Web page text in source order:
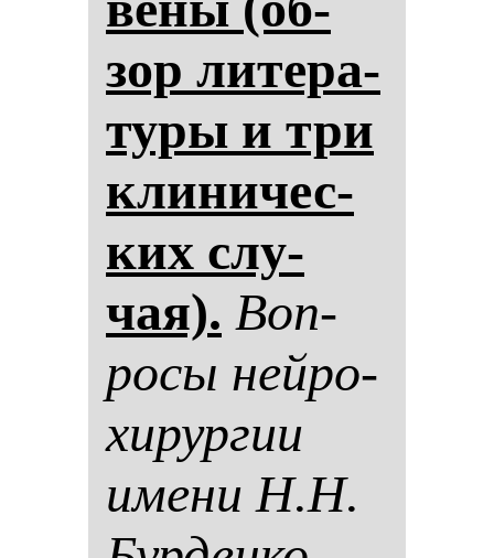
зор ли­те­ра­
ту­ры и три
кли­ни­чес­
ких слу­
чая). Воп­
ро­сы ней­ро­
хи­рур­гии
име­ни Н.Н.